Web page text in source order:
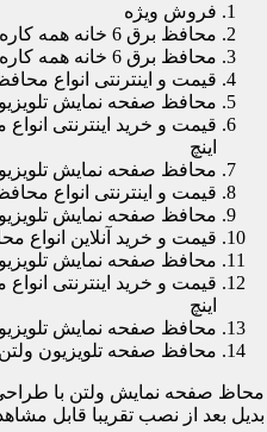
فروش ویژه
محافظ برق 6 خانه همه کاره ولتن
محافظ برق 6 خانه همه کاره ولتن
قیمت و اینترنتی انواع محافظ
محافظ صفحه نمایش تلویزیون 32
اینچ
محافظ صفحه نمایش تلویزیون 40
قیمت و اینترنتی انواع محافظ
محافظ صفحه نمایش تلویزیون 42
قیمت و خرید آنلاین انواع
محافظ صفحه نمایش تلویزیون 43
اینچ
محافظ صفحه نمایش تلویزیون 46
محافظ صفحه تلویزیون ولتن
محاظ صفحه نمایش ولتن با
بدیل بعد از نصب تقریبا قابل